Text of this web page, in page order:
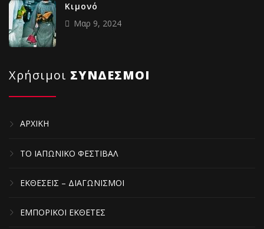
Κιμονό
Μαρ 9, 2024
Χρήσιμοι ΣΥΝΔΕΣΜΟΙ
ΑΡΧΙΚΗ
ΤΟ ΙΑΠΩΝΙΚΟ ΦΕΣΤΙΒΑΛ
ΕΚΘΕΣΕΙΣ – ΔΙΑΓΩΝΙΣΜΟΙ
ΕΜΠΟΡΙΚΟΙ ΕΚΘΕΤΕΣ